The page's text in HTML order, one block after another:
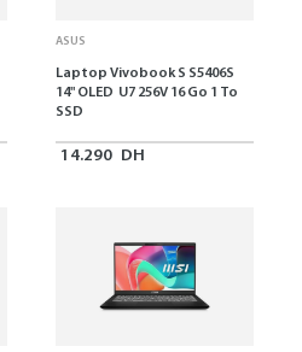
ASUS
Laptop Vivobook S S5406S
14" OLED U7 256V 16 Go 1 To
SSD
14.290 DH